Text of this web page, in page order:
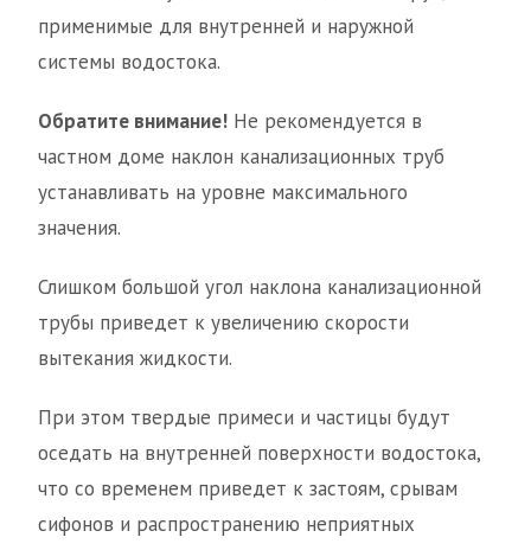
применимые для внутренней и наружной
системы водостока.
Обратите внимание! Не рекомендуется в
частном доме наклон канализационных труб
устанавливать на уровне максимального
значения.
Слишком большой угол наклона канализационной
трубы приведет к увеличению скорости
вытекания жидкости.
При этом твердые примеси и частицы будут
оседать на внутренней поверхности водостока,
что со временем приведет к застоям, срывам
сифонов и распространению неприятных